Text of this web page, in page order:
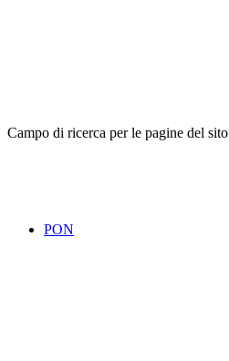
Campo di ricerca per le pagine del sito
PON